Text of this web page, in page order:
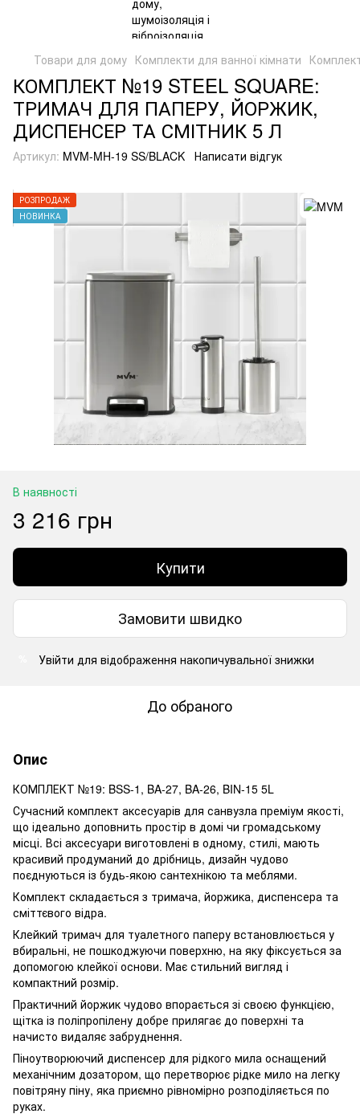
Товари для дому Комплекти для ванної кімнати
КОМПЛЕКТ №19 STEEL SQUARE:
ТРИМАЧ ДЛЯ ПАПЕРУ, ЙОРЖИК,
ДИСПЕНСЕР ТА СМІТНИК 5 Л
Артикул: MVM-MH-19 SS/BLACK Написати відгук
РОЗПРОДАЖ
НОВИНКА
В наявності
3 216 грн
Купити
Замовити швидко
Увійти для відображення накопичувальної знижки
До обраного
Опис
КОМПЛЕКТ №19: BSS-1, BA-27, BA-26, BIN-15 5L
Сучасний комплект аксесуарів для санвузла преміум якості,
що ідеально доповнить простір в домі чи громадському
місці. Всі аксесуари виготовлені в одному, стилі, мають
красивий продуманий до дрібниць, дизайн чудово
поєднуються із будь-якою сантехнікою та меблями.
Комплект складається з тримача, йоржика, диспенсера та
сміттєвого відра.
Клейкий тримач для туалетного паперу встановлюється у
вбиральні, не пошкоджуючи поверхню, на яку фіксується за
допомогою клейкої основи. Має стильний вигляд і
компактний розмір.
Практичний йоржик чудово впорається зі своєю функцією,
щітка із поліпропілену добре прилягає до поверхні та
начисто видаляє забруднення.
Піноутворюючий диспенсер для рідкого мила оснащений
механічним дозатором, що перетворює рідке мило на легку
повітряну піну, яка приємно рівномірно розподіляється по
руках.